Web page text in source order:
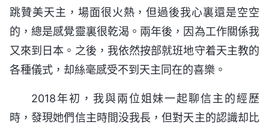
跳贊美天主，場面很火熱，但過後我心裏還是空空
的，總是感覺靈裏很乾渴。兩年後，因為工作關係我
又來到日本。之後，我依然按部就班地守着天主教的
各種儀式，却絲毫感受不到天主同在的喜樂。
2018年初，我與兩位姐妹一起聊信主的經歷
時，發現她們信主時間没我長，但對天主的認識却比